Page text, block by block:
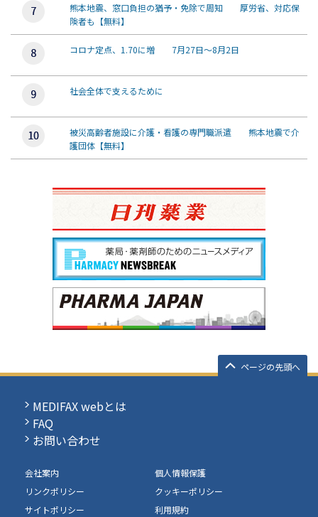
熊本地震、窓口負担の猶予・免除で周知 厚労省、対応保
険者も【無料】
コロナ定点、1.70に増 7月27日～8月2日
社会全体で支えるために
被災高齢者施設に介護・看護の専門職派遣 熊本地震で介
護団体【無料】
ページの先頭へ
MEDIFAX webとは
FAQ
お問い合わせ
会社案内
個人情報保護
リンクポリシー
クッキーポリシー
サイトポリシー
利用規約